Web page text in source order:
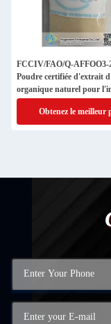
FCCIV/FAO/Q-AFFOO3-
Poudre certifiée d'extrait
organique naturel pour
alimentaire
Obtenez le meilleur